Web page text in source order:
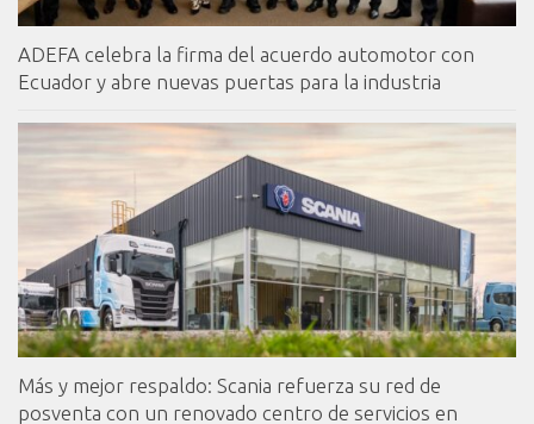
ADEFA celebra la firma del acuerdo automotor con
Ecuador y abre nuevas puertas para la industria
Más y mejor respaldo: Scania refuerza su red de
posventa con un renovado centro de servicios en